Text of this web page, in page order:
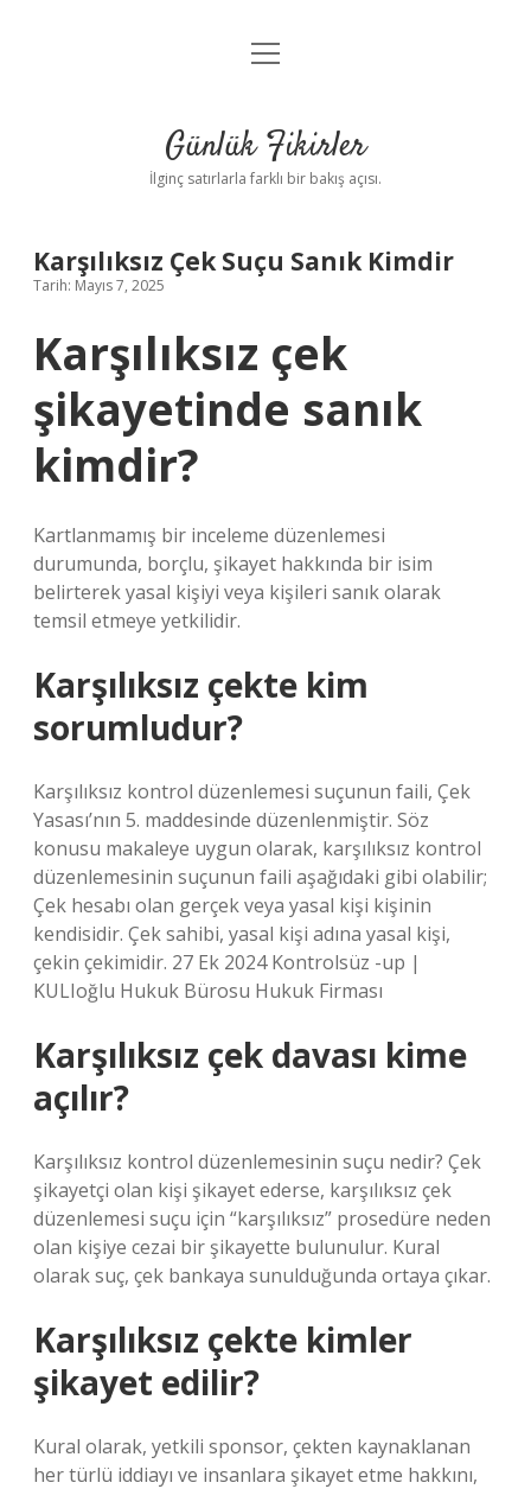
Anasayfa
Yasal Uyarı
menüyü
Günlük Fikirler
İlginç satırlarla farklı bir bakış açısı.
Karşılıksız Çek Suçu Sanık Kimdir
Tarih: Mayıs 7, 2025
Karşılıksız çek
şikayetinde sanık
kimdir?
Kartlanmamış bir inceleme düzenlemesi
durumunda, borçlu, şikayet hakkında bir isim
belirterek yasal kişiyi veya kişileri sanık olarak
temsil etmeye yetkilidir.
Karşılıksız çekte kim
sorumludur?
Karşılıksız kontrol düzenlemesi suçunun faili, Çek
Yasası’nın 5. maddesinde düzenlenmiştir. Söz
konusu makaleye uygun olarak, karşılıksız kontrol
düzenlemesinin suçunun faili aşağıdaki gibi olabilir;
Çek hesabı olan gerçek veya yasal kişi kişinin
kendisidir. Çek sahibi, yasal kişi adına yasal kişi,
çekin çekimidir. 27 Ek 2024 Kontrolsüz -up |
KULIoğlu Hukuk Bürosu Hukuk Firması
Karşılıksız çek davası kime
açılır?
Karşılıksız kontrol düzenlemesinin suçu nedir? Çek
şikayetçi olan kişi şikayet ederse, karşılıksız çek
düzenlemesi suçu için “karşılıksız” prosedüre neden
olan kişiye cezai bir şikayette bulunulur. Kural
olarak suç, çek bankaya sunulduğunda ortaya çıkar.
Karşılıksız çekte kimler
şikayet edilir?
Kural olarak, yetkili sponsor, çekten kaynaklanan
her türlü iddiayı ve insanlara şikayet etme hakkını,